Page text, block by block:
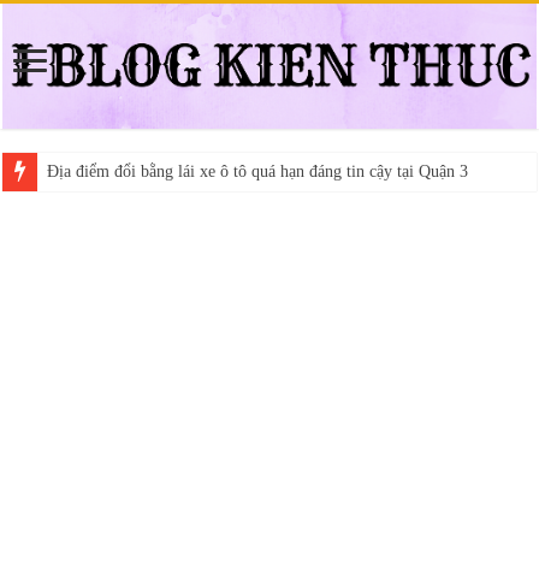
Địa điểm đổi bằng lái xe ô tô quá hạn đáng tin cậy tại Quận 3
Trung tâm nào học thi giấy phép lái xe hạng A (A2 cũ), A1 uy tín tại